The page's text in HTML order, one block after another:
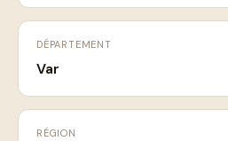
DÉPARTEMENT
Var
RÉGION